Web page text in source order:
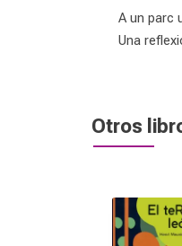
A un parc
Una
Otros